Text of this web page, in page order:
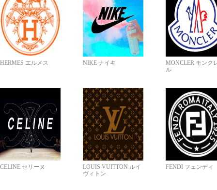
HERMES エルメス NIKE ナイキ
MONCLER モンク
ル
CELINE セリーヌ
LOUIS VUITTON ルイ
ヴィトン
FENDI フェンディ